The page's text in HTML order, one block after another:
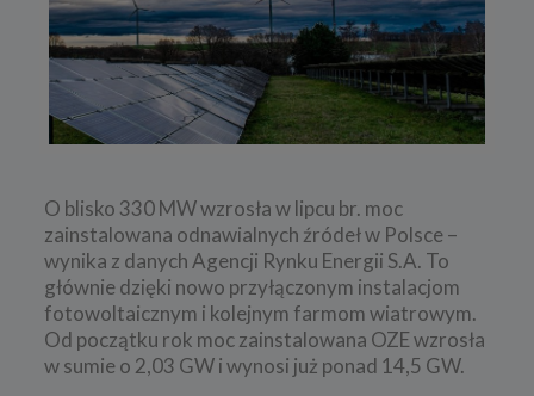
O blisko 330 MW wzrosła w lipcu br. moc
zainstalowana odnawialnych źródeł w Polsce –
wynika z danych Agencji Rynku Energii S.A. To
głównie dzięki nowo przyłączonym instalacjom
fotowoltaicznym i kolejnym farmom wiatrowym.
Od początku rok moc zainstalowana OZE wzrosła
w sumie o 2,03 GW i wynosi już ponad 14,5 GW.